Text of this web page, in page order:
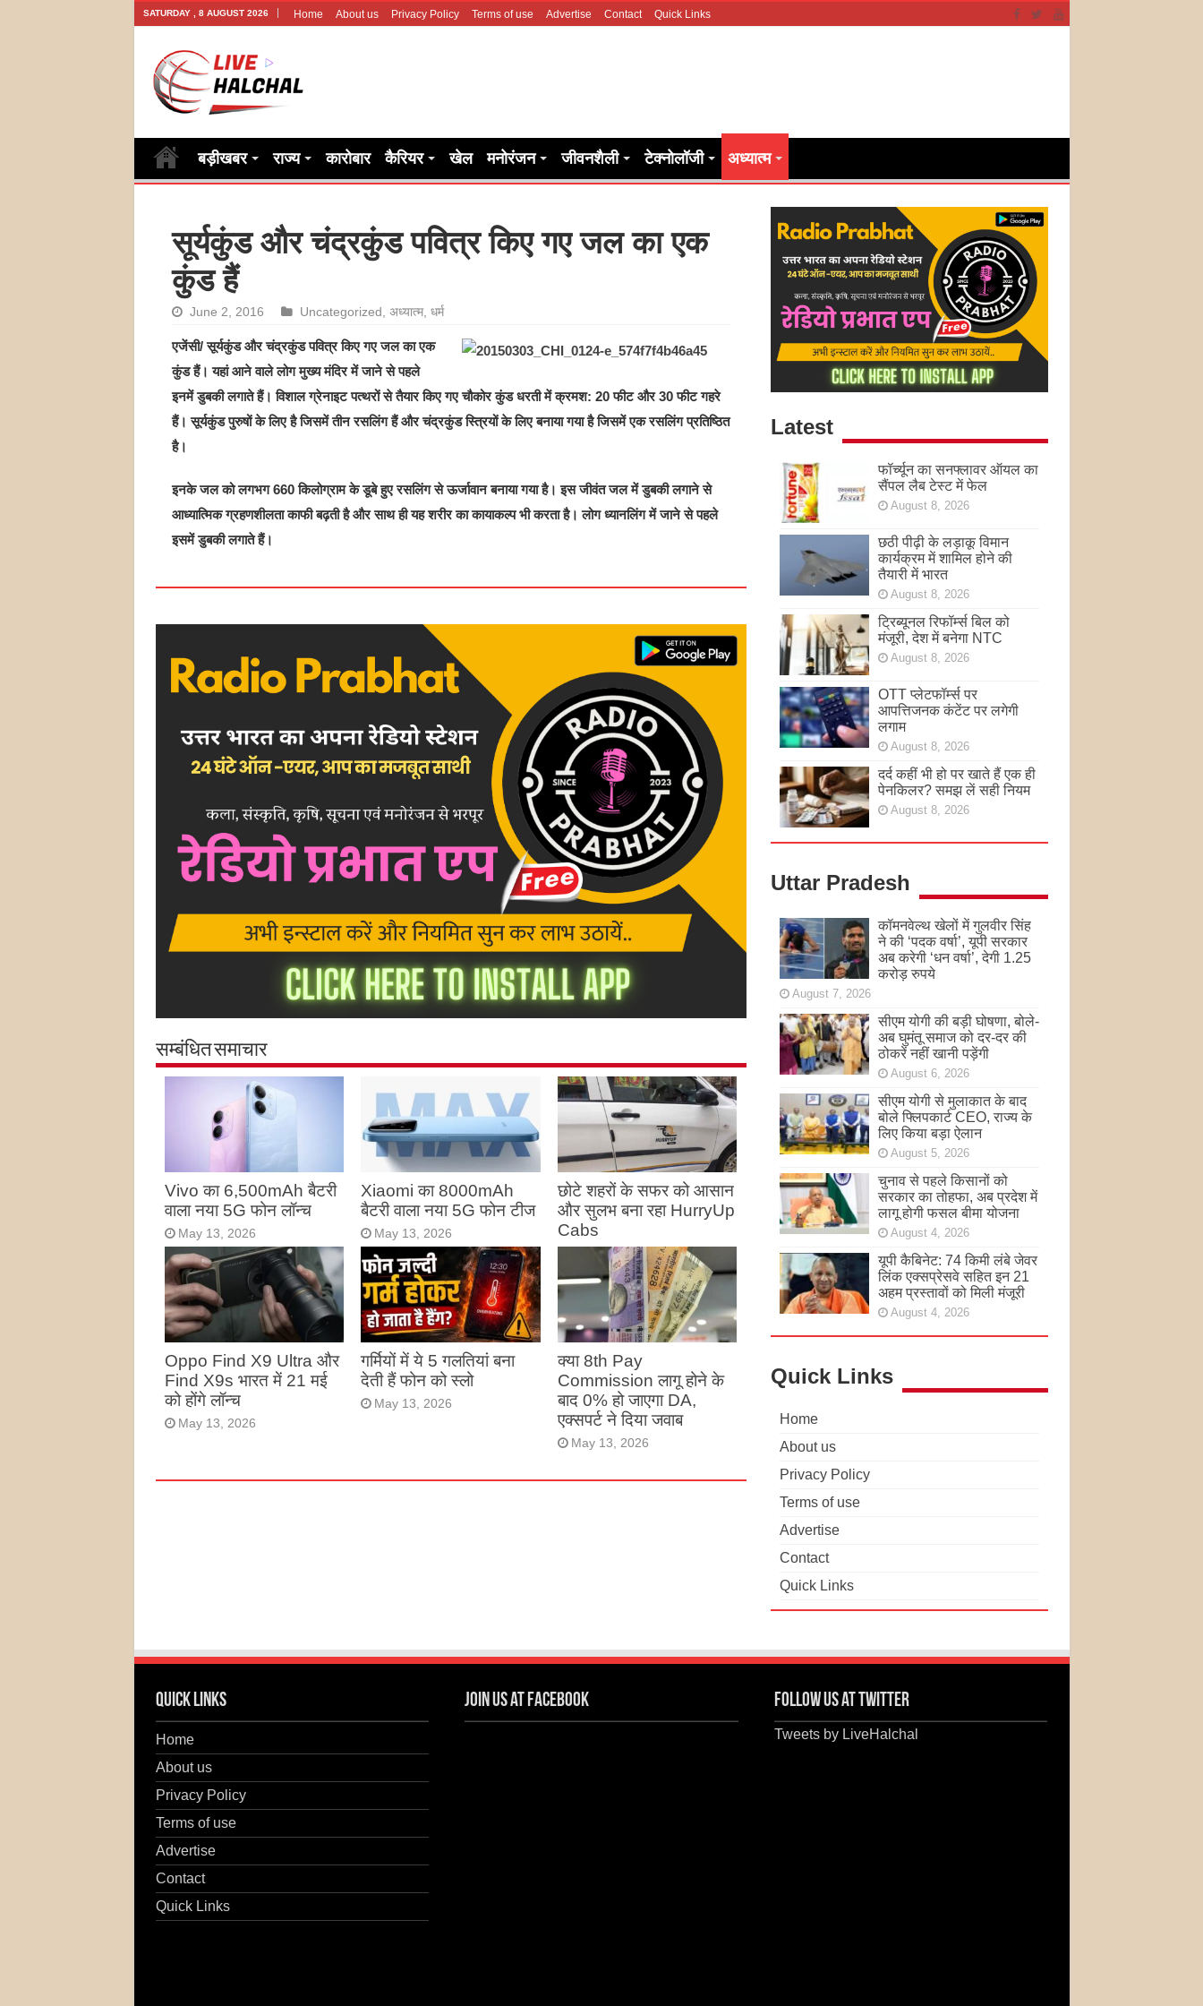
SATURDAY , 8 AUGUST 2026 Home About us Privacy Policy Terms of use Advertise Contact Quick Links
बड़ीखबर राज्य कारोबार कैरियर खेल मनोरंजन जीवनशैली टेक्नोलॉजी अध्यात्म
सूर्यकुंड और चंद्रकुंड पवित्र किए गए जल का एक
कुंड हैं
June 2, 2016 Uncategorized अध्यात्म, धर्म
एजेंसी/ सूर्यकुंड और चंद्रकुंड पवित्र किए गए जल का एक
कुंड हैं। यहां आने वाले लोग मुख्य मंदिर में जाने से पहले
इनमें डुबकी लगाते हैं। विशाल ग्रेनाइट पत्थरों से तैयार किए गए चौकोर कुंड धरती में क्रमश: 20 फीट और 30 फीट गहरे
हैं। सूर्यकुंड पुरुषों के लिए है जिसमें तीन रसलिंग हैं और चंद्रकुंड स्त्रियों के लिए बनाया गया है जिसमें एक रसलिंग प्रतिष्ठित
है।
इनके जल को लगभग 660 किलोग्राम के डूबे हुए रसलिंग से ऊर्जावान बनाया गया है। इस जीवंत जल में डुबकी लगाने से
आध्यात्मिक ग्रहणशीलता काफी बढ़ती है और साथ ही यह शरीर का कायाकल्प भी करता है। लोग ध्यानलिंग में जाने से पहले
इसमें डुबकी लगाते हैं।
सम्बंधित समाचार
Vivo का 6,500mAh बैटरी
वाला नया 5G फोन लॉन्च
May 13, 2026
Xiaomi का 8000mAh
बैटरी वाला नया 5G फोन टीज
May 13, 2026
छोटे शहरों के सफर को आसान
और सुलभ बना रहा HurryUp
Cabs
May 13, 2026
Oppo Find X9 Ultra और
Find X9s भारत में 21 मई
को होंगे लॉन्च
May 13, 2026
गर्मियों में ये 5 गलतियां बना
देती हैं फोन को स्लो
May 13, 2026
क्या 8th Pay
Commission लागू होने के
बाद 0% हो जाएगा DA,
एक्सपर्ट ने दिया जवाब
May 13, 2026
Latest
फॉर्च्यून का सनफ्लावर ऑयल का
सैंपल लैब टेस्ट में फेल
August 8, 2026
छठी पीढ़ी के लड़ाकू विमान
कार्यक्रम में शामिल होने की
तैयारी में भारत
August 8, 2026
ट्रिब्यूनल रिफॉर्म्स बिल को
मंजूरी, देश में बनेगा NTC
August 8, 2026
OTT प्लेटफॉर्म्स पर
आपत्तिजनक कंटेंट पर लगेगी
लगाम
August 8, 2026
दर्द कहीं भी हो पर खाते हैं एक ही
पेनकिलर? समझ लें सही नियम
August 8, 2026
Uttar Pradesh
कॉमनवेल्थ खेलों में गुलवीर सिंह
ने की ‘पदक वर्षा’, यूपी सरकार
अब करेगी ‘धन वर्षा’, देगी 1.25
करोड़ रुपये
August 7, 2026
सीएम योगी की बड़ी घोषणा, बोले-
अब घुमंतू समाज को दर-दर की
ठोकरें नहीं खानी पड़ेंगी
August 6, 2026
सीएम योगी से मुलाकात के बाद
बोले फ्लिपकार्ट CEO, राज्य के
लिए किया बड़ा ऐलान
August 5, 2026
चुनाव से पहले किसानों को
सरकार का तोहफा, अब प्रदेश में
लागू होगी फसल बीमा योजना
August 4, 2026
यूपी कैबिनेट: 74 किमी लंबे जेवर
लिंक एक्सप्रेसवे सहित इन 21
अहम प्रस्तावों को मिली मंजूरी
August 4, 2026
Quick Links
Home
About us
Privacy Policy
Terms of use
Advertise
Contact
Quick Links
Quick Links
Home
About us
Privacy Policy
Terms of use
Advertise
Contact
Quick Links
Join us at Facebook Follow us at Twitter
Tweets by LiveHalchal